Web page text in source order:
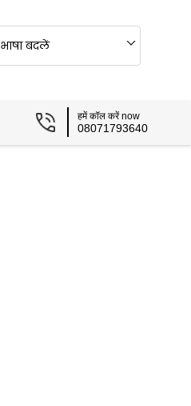
भाषा बदलें
हमें कॉल करें now
08071793640